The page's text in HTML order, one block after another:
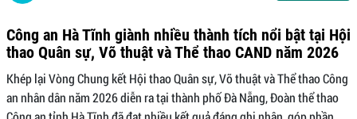
Công an Hà Tĩnh giành nhiều thành tích nổi bật tại Hội
thao Quân sự, Võ thuật và Thể thao CAND năm 2026
Khép lại Vòng Chung kết Hội thao Quân sự, Võ thuật và Thể thao Công
an nhân dân năm 2026 diễn ra tại thành phố Đà Nẵng, Đoàn thể thao